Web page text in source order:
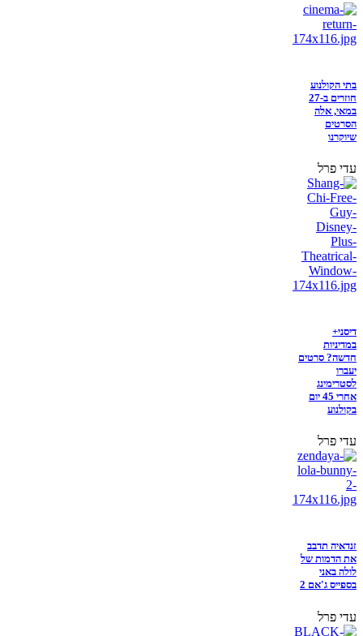
בתי הקולנוע
חוזרים ב-27
במאי, אלה
הסרטים
שיוקרנו
עדי פרל
דיסני+
במדיניות
חדשה? סרטים
יעברו
לסטרימינג
אחרי 45 יום
בקולנוע
עדי פרל
זנדאיה תדבב
את הדמות של
לולה באני
בספייס ג'אם 2
עדי פרל